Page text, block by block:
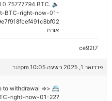
0.75777794 BTC.
BTC-right-now-01-
🔈
אורח
ce92t7
פברואר 1, 2025 בשעה 10:05 pm הגב
to withdrawal =>>
right-now-01-22?